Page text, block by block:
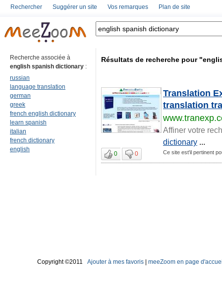
Rechercher Suggérer un site Vos remarques Plan de site
Recherche associée à
english spanish dictionary :
russian
language translation
german
greek
french english dictionary
learn spanish
italian
french dictionary
english
Résultats de recherche pour
Translation
translation
Affiner votre
dictionary ...
0 0 Ce site est'il pertinent
Copyright ©2011 Ajouter à mes favoris meeZoom en page